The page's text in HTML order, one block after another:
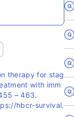
therapy for stag
with imm
– 463.
hbcr-survival.